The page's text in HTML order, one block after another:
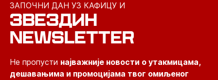
ЗАПОЧНИ ДАН УЗ КАФИЦУ И
ЗВЕЗДИН
NEWSLETTER
Не пропусти најважније новости о утакмицама,
дешавањима и промоцијама твог омиљеног